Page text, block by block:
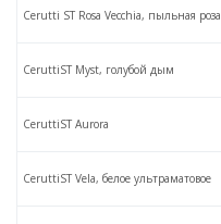
Cerutti ST Rosa Vecchia, пыльная роза
CeruttiST Myst, голубой дым
CeruttiST Aurora
CeruttiST Vela, белое ультраматовое